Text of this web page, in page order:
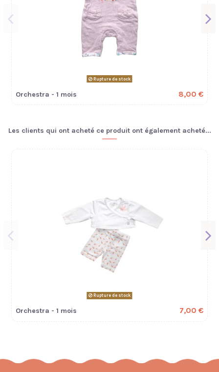
Rupture de stock
Orchestra - 1 mois 8,00 €
Les clients qui ont acheté ce produit ont également acheté...
Rupture de stock
Orchestra - 1 mois 7,00 €